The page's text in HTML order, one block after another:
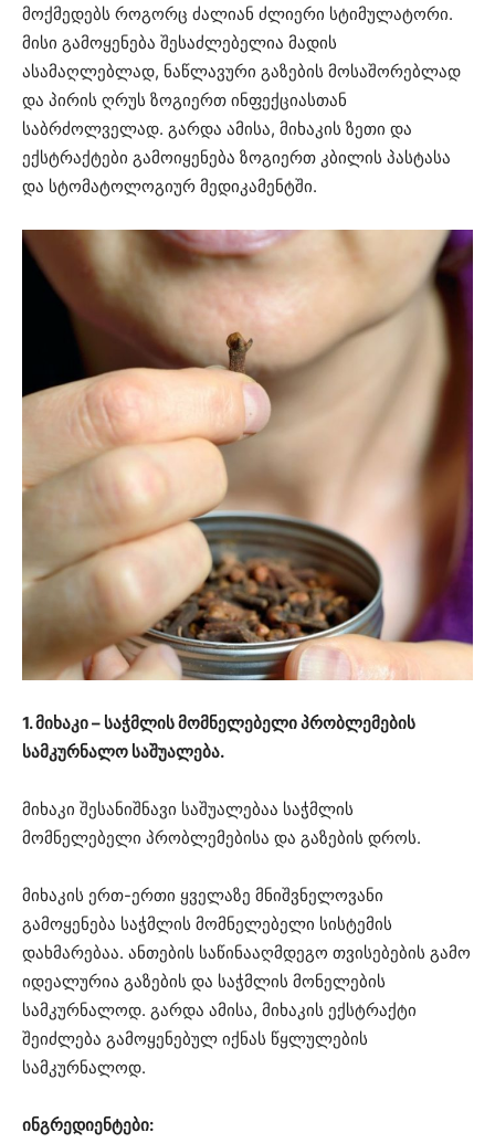
მოქმედებს როგორც ძალიან ძლიერი სტიმულატორი.
მისი გამოყენება შესაძლებელია მადის
ასამაღლებლად, ნაწლავური გაზების მოსაშორებლად
და პირის ღრუს ზოგიერთ ინფექციასთან
საბრძოლველად. გარდა ამისა, მიხაკის ზეთი და
ექსტრაქტები გამოიყენება ზოგიერთ კბილის პასტასა
და სტომატოლოგიურ მედიკამენტში.
1. მიხაკი – საჭმლის მომნელებელი პრობლემების
სამკურნალო საშუალება.
მიხაკი შესანიშნავი საშუალებაა საჭმლის
მომნელებელი პრობლემებისა და გაზების დროს.
მიხაკის ერთ-ერთი ყველაზე მნიშვნელოვანი
გამოყენება საჭმლის მომნელებელი სისტემის
დახმარებაა. ანთების საწინააღმდეგო თვისებების გამო
იდეალურია გაზების და საჭმლის მონელების
სამკურნალოდ. გარდა ამისა, მიხაკის ექსტრაქტი
შეიძლება გამოყენებულ იქნას წყლულების
სამკურნალოდ.
ინგრედიენტები: